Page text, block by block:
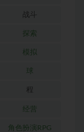
战斗
探索
模拟
球
程
经营
角色扮演RPG